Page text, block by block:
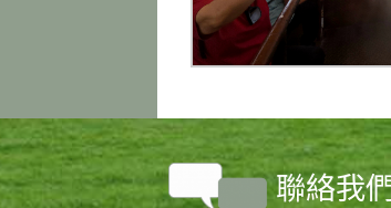
聯絡我們